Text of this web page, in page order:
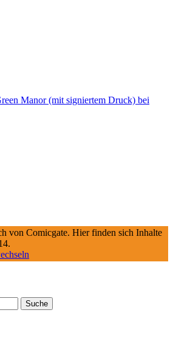
Manor (mit signiertem Druck) bei
von Comicgate. Hier finden sich Inhalte